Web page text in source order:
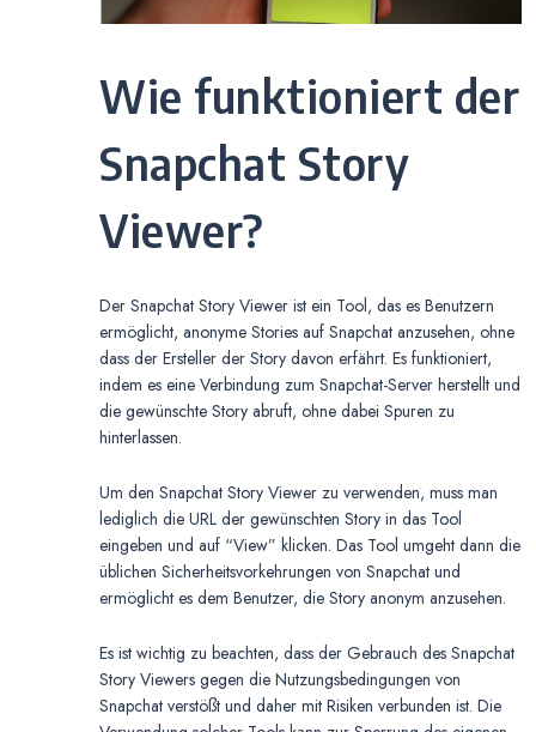
Wie funktioniert der
Snapchat Story
Viewer?
Der Snapchat Story Viewer ist ein Tool, das es Benutzern
ermöglicht, anonyme Stories auf Snapchat anzusehen, ohne
dass der Ersteller der Story davon erfährt. Es funktioniert,
indem es eine Verbindung zum Snapchat-Server herstellt und
die gewünschte Story abruft, ohne dabei Spuren zu
hinterlassen.
Um den Snapchat Story Viewer zu verwenden, muss man
lediglich die URL der gewünschten Story in das Tool
eingeben und auf “View” klicken. Das Tool umgeht dann die
üblichen Sicherheitsvorkehrungen von Snapchat und
ermöglicht es dem Benutzer, die Story anonym anzusehen.
Es ist wichtig zu beachten, dass der Gebrauch des Snapchat
Story Viewers gegen die Nutzungsbedingungen von
Snapchat verstößt und daher mit Risiken verbunden ist. Die